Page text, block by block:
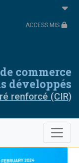
ACCESS MIS
commerce
développés
renforcé (CIR)